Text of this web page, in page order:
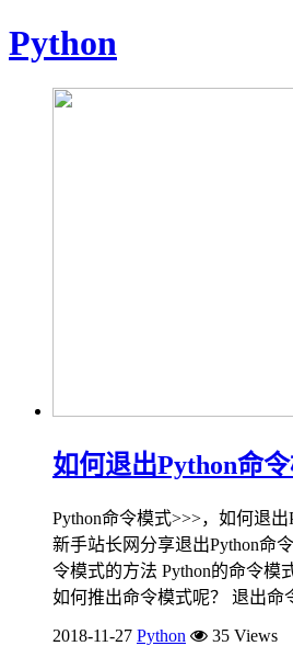
Python
如何退出Python命
Python命令模式>>>，如何退出
新手站长网分享退出Python命
令模式的方法 Python的命令模
如何推出命令模式呢？ 退出命
2018-11-27 Python 35 Views